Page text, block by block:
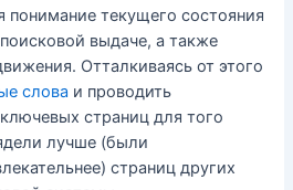
понимание текущего состояния
выдаче, а также
Отталкиваясь от этого
слова и проводить
страниц для того
лучше (были
страниц других